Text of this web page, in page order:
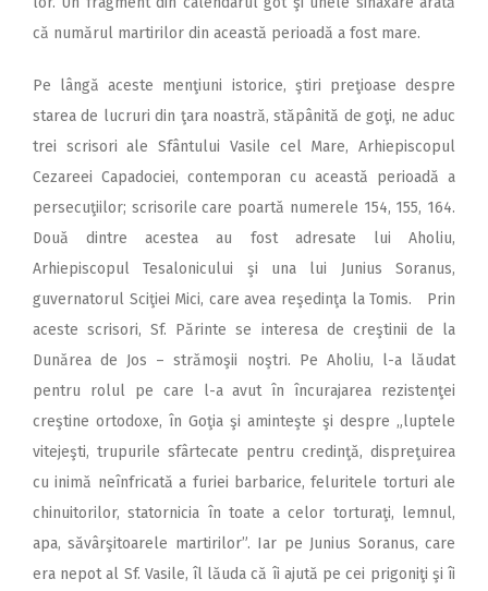
că numărul martirilor din această perioadă a fost mare.
Pe lângă aceste menţiuni istorice, ştiri preţioase despre
starea de lucruri din ţara noastră, stăpânită de goţi, ne aduc
trei scrisori ale Sfântului Vasile cel Mare, Arhiepiscopul
Cezareei Capadociei, contemporan cu această perioadă a
persecuţiilor; scrisorile care poartă numerele 154, 155, 164.
Două dintre acestea au fost adresate lui Aholiu,
Arhiepiscopul Tesalonicului şi una lui Junius Soranus,
guvernatorul Sciţiei Mici, care avea reşedinţa la Tomis. Prin
aceste scrisori, Sf. Părinte se interesa de creştinii de la
Dunărea de Jos – strămoşii noştri. Pe Aholiu, l-a lăudat
pentru rolul pe care l-a avut în încurajarea rezistenţei
creştine ortodoxe, în Goţia şi aminteşte şi despre „luptele
vitejeşti, trupurile sfârtecate pentru credinţă, dispreţuirea
cu inimă neînfricată a furiei barbarice, feluritele torturi ale
chinuitorilor, statornicia în toate a celor torturaţi, lemnul,
apa, săvârşitoarele martirilor”. Iar pe Junius Soranus, care
era nepot al Sf. Vasile, îl lăuda că îi ajută pe cei prigoniţi şi îi